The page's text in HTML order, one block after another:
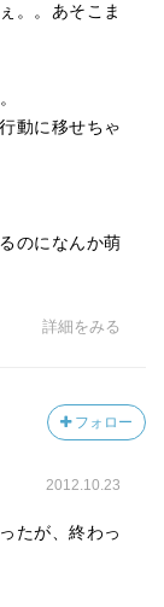
。。あそこま
動に移せちゃ
のになんか萌
詳細をみる
フォロー
2012.10.23
たが、終わっ